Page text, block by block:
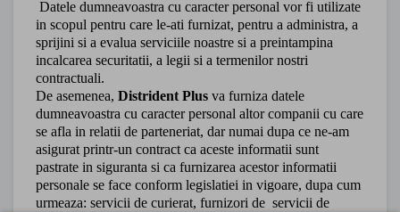
Datele dumneavoastra cu caracter personal vor fi utilizate
in scopul pentru care le-ati furnizat, pentru a administra, a
sprijini si a evalua serviciile noastre si a preintampina
incalcarea securitatii, a legii si a termenilor nostri
contractuali.
De asemenea, Distrident Plus va furniza datele
dumneavoastra cu caracter personal altor companii cu care
se afla in relatii de parteneriat, dar numai dupa ce ne-am
asigurat printr-un contract ca aceste informatii sunt
pastrate in siguranta si ca furnizarea acestor informatii
personale se face conform legislatiei in vigoare, dupa cum
urmeaza: servicii de curierat, furnizori de servicii de